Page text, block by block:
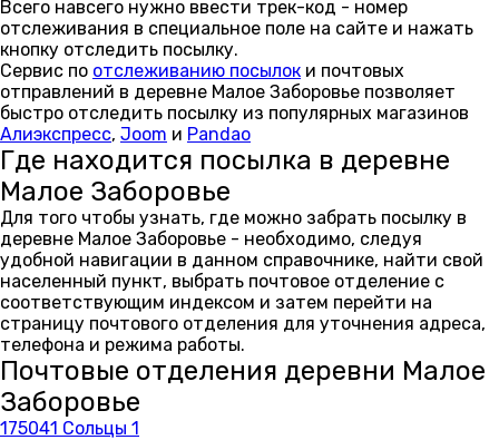
Всего навсего нужно ввести трек-код - номер
отслеживания в специальное поле на сайте и нажать
кнопку отследить посылку.
Сервис по отслеживанию посылок и почтовых
отправлений в деревне Малое Заборовье позволяет
быстро отследить посылку из популярных магазинов
Алиэкспресс, Joom и Pandao
Где находится посылка в деревне
Малое Заборовье
Для того чтобы узнать, где можно забрать посылку в
деревне Малое Заборовье - необходимо, следуя
удобной навигации в данном справочнике, найти свой
населенный пункт, выбрать почтовое отделение с
соответствующим индексом и затем перейти на
страницу почтового отделения для уточнения адреса,
телефона и режима работы.
Почтовые отделения деревни Малое
Заборовье
175041 Сольцы 1